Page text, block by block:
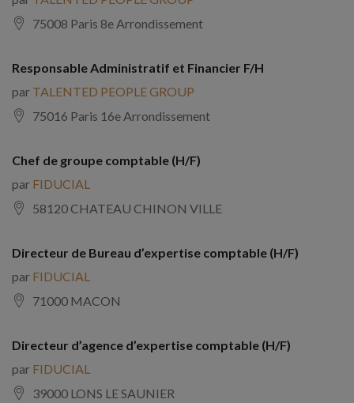
75008 Paris 8e Arrondissement
Responsable Administratif et Financier F/H
par TALENTED PEOPLE GROUP
75016 Paris 16e Arrondissement
Chef de groupe comptable (H/F)
par FIDUCIAL
58120 CHATEAU CHINON VILLE
Directeur de Bureau d’expertise comptable (H/F)
par FIDUCIAL
71000 MACON
Directeur d’agence d’expertise comptable (H/F)
par FIDUCIAL
39000 LONS LE SAUNIER